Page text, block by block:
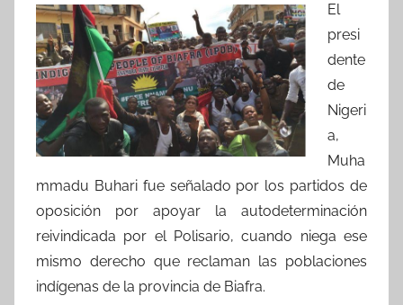
El
presi
dente
de
Nigeri
a,
Muha
mmadu Buhari fue señalado por los partidos de
oposición por apoyar la autodeterminación
reivindicada por el Polisario, cuando niega ese
mismo derecho que reclaman las poblaciones
indígenas de la provincia de Biafra.